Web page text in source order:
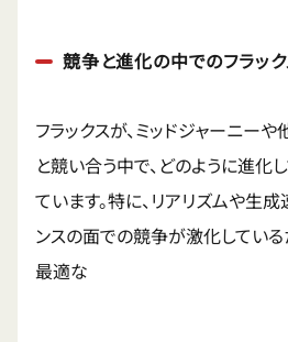
競争と進化の中でのフラッ
フラックスが、ミッドジャーニー
と競い合う中で、どのように進化
ています。特に、リアリズムや生成
ンスの面での競争が激化している
最適な